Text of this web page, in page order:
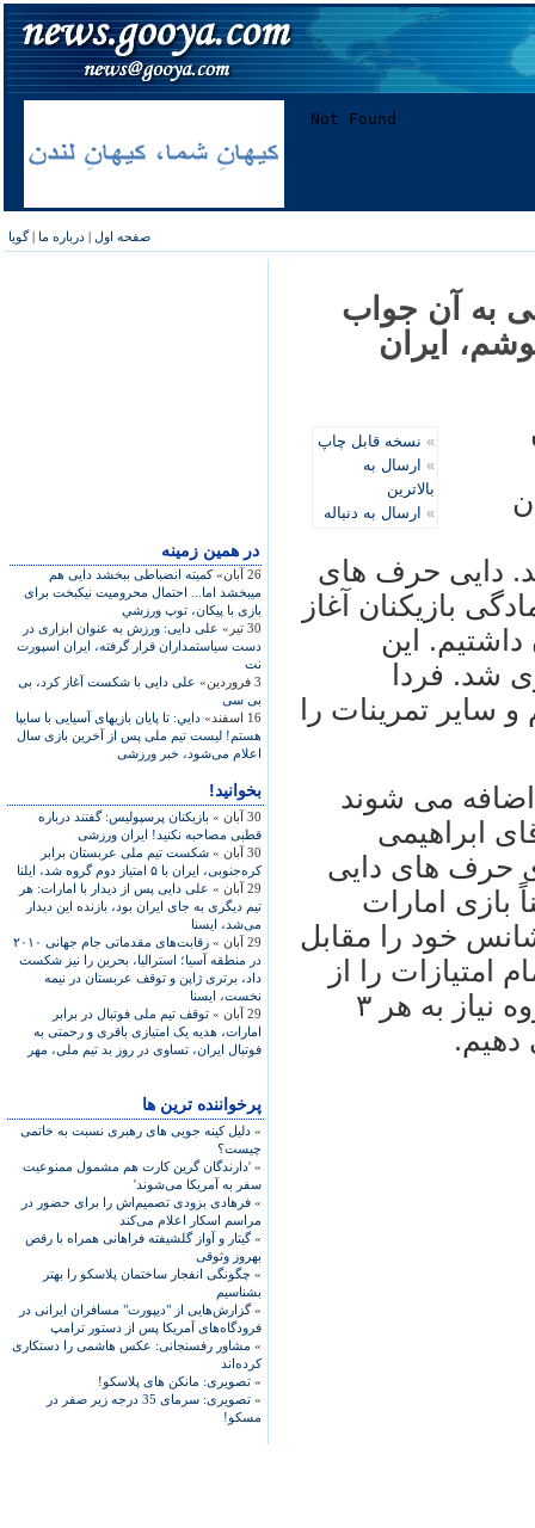
صفحه اول | درباره ما |گویا
در همين زمينه
26 آبان»
کميته انضباطى ببخشد دايى هم
ميبخشد اما... احتمال محروميت نيکبخت براى
بازى با پيکان، توپ ورزشي
30 تیر»
على دايى: ورزش به عنوان ابزارى در
دست سياستمداران قرار گرفته، ایران اسپورت
نت
3 فروردین»
علی دایی با شکست آغاز کرد، بی
بی سی
16 اسفند»
دايي: تا پايان بازيهاى آسيايى با سايپا
هستم! ليست تيم‌ ملى پس از آخرين بازى سال
اعلام مى‌شود، خبر ورزشی
بخوانید!
30 آبان »
بازيکنان پرسپوليس: گفتند درباره
قطبی مصاحبه نکنيد! ايران ورزشی
30 آبان »
شکست تيم ملی عربستان برابر
کره‌‏جنوبی، ايران با ۵ امتياز دوم گروه شد، ايلنا
29 آبان »
علی دايی پس از ديدار با امارات: هر
تيم ديگری به جای ايران بود، بازنده اين ديدار
می‌شد، ايسنا
29 آبان »
رقابت‌های مقدماتی جام جهانی ۲۰۱۰
در منطقه آسيا؛ استراليا، بحرين را نيز شکست
داد، برتری ژاپن و توقف عربستان در نيمه
نخست، ايسنا
29 آبان »
توقف تيم ملی فوتبال در برابر
امارات، هديه يک امتيازی باقری و رحمتی به
فوتبال ايران، تساوی در روز بد تيم ملی، مهر
پرخواننده ترین ها
» دلیل کینه جویی های رهبری نسبت به خاتمی
چیست؟
» 'دارندگان گرین کارت هم مشمول ممنوعیت
سفر به آمریکا می‌شوند'
» فرهادی بزودی تصمیم‌اش را برای حضور در
مراسم اسکار اعلام می‌کند
»گیتار و آواز گلشیفته فراهانی همراه با رقص
بهروز وثوقی
» چگونگی انفجار ساختمان پلاسکو را بهتر
بشناسیم
»گزارش‌هایی از "دیپورت" مسافران ایرانی در
فرودگاه‌های آمریکا پس از دستور ترامپ
» مشاور رفسنجانی: عکس هاشمی را دستکاری
کرده‌اند
» تصویری: مانکن های پلاسکو!
»
تصویری: سرمای 35 درجه زیر صفر در
مسکو!
به آن جواب
مى پوشم، ايران
» نسخه قابل چاپ
» ارسال به
بالاترین
» ارسال به دنباله
دايى حرف هاى
بازيكنان آغاز
اين
شد. فردا
ساير تمرينات را
مى شوند
ابراهيمى
حرف هاى دايى
بازى امارات
خود را مقابل
امتيازات را از
ما بگيرند. ما هم براى صدرنشينى در گروه نياز به هر ۳
دهيم.